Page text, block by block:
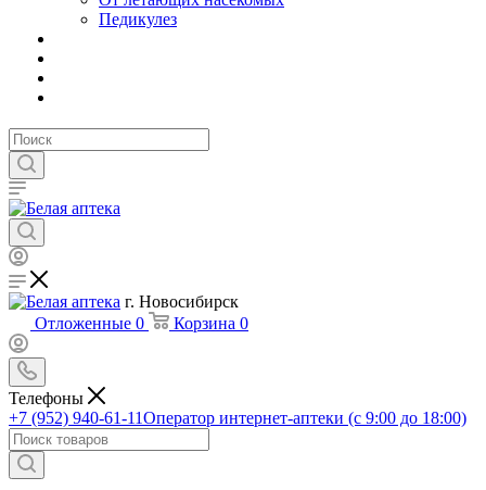
Педикулез
г. Новосибирск
Отложенные 0 Корзина 0
Телефоны
+7 (952) 940-61-11Оператор интернет-аптеки (с 9:00 до 18:00)